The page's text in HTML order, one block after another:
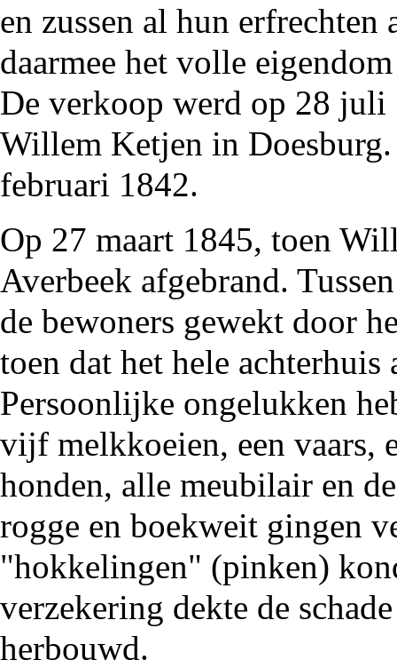
en zussen al hun
daarmee het volle
De verkoop werd op 28
Willem Ketjen in Doesburg
februari 1842.
Op 27 maart 1845, toen
Averbeek afgebrand.
de bewoners gewekt door
toen dat het hele
Persoonlijke ongelukken
vijf melkkoeien, een vaars,
honden, alle meubilair en
rogge en boekweit gingen
"hokkelingen" (pinken)
verzekering dekte de
herbouwd.